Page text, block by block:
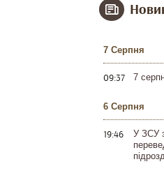
7 Серпня
09:37 7
6 Серпня
19:46
У ЗСУ